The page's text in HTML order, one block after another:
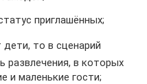
приглашённых;
то в сценарий
развлечения, в которых
и маленькие гости;